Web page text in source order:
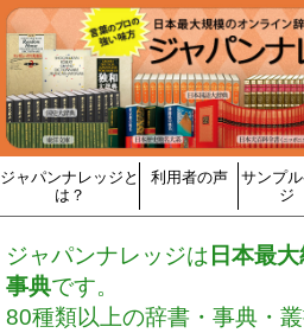
ジャパンナレッジと
は？
利用者の声
サンプ
ジ
ジャパンナレッジは 日本最
事典です。
80種類以上の辞書・事典・